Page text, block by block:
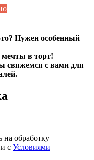
Нужен особенный
в торт!
свяжемся с вами для
на обработку
с Условиями